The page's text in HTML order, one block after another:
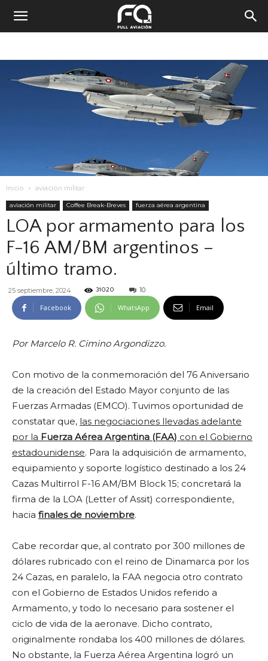
Inicio aviación militar
aviación militar Coffee Break-Breves fuerza aérea argentina
LOA por armamento para los
F-16 AM/BM argentinos –
último tramo.
25 septiembre, 2024 31020 10
Facebook WhatsApp Email
Por Marcelo R. Cimino Argondizzo.
Con motivo de la conmemoración del 76 Aniversario
de la creación del Estado Mayor conjunto de las
Fuerzas Armadas (EMCO). Tuvimos oportunidad de
constatar que, las negociaciones llevadas adelante
por la Fuerza Aérea Argentina (FAA) con el Gobierno
estadounidense. Para la adquisición de armamento,
equipamiento y soporte logístico destinado a los 24
Cazas Multirrol F-16 AM/BM Block 15; concretará la
firma de la LOA (Letter of Assit) correspondiente,
hacia finales de noviembre.
Cabe recordar que, al contrato por 300 millones de
dólares rubricado con el reino de Dinamarca por los
24 Cazas, en paralelo, la FAA negocia otro contrato
con el Gobierno de Estados Unidos referido a
Armamento, y todo lo necesario para sostener el
ciclo de vida de la aeronave. Dicho contrato,
originalmente rondaba los 400 millones de dólares.
No obstante, la Fuerza Aérea Argentina logró un